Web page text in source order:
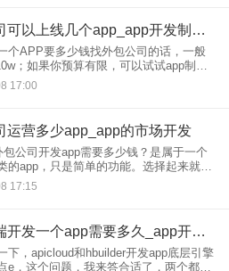
一个公司可以上线几个app_app开发制作公司
个APP要多少钱找外包公司的话，一般
；如果你预算有限，可以试试app制作
平台技术已经很成熟了，你需求不多的
以用这些平台制作，这是我总结的几个
17:00
运营多少app_app的市场开发
包公司开发app需要多少钱？是属于一个
的app，只是简单的功能。选择起来就困
主要还是看你实现哪些功能。功能模块
功能，价格不会太贵的。但是同样的功
17:15
一个前端开发一个app需要多久_app开发需要什么工程师
下，apicloud和hbuilder开发app底层引擎
e，这个问题，我来答合适了，两个都用